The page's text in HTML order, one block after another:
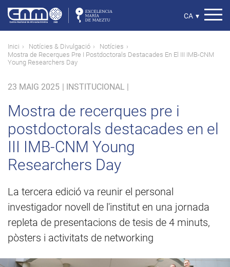
contingut
Select
CA ▾
Fil
d'ariadna
Inici Notícies & Divulgació
Notícies
Mostra de Recerques Pre I Postdoctorals Destacades En El III IMB-CNM
Young Researchers Day
23 MAIG 2025 | INSTITUCIONAL |
Mostra de recerques pre i
postdoctorals destacades en el
III IMB-CNM Young
Researchers Day
La tercera edició va reunir el personal
investigador novell de l'institut en una jornada
repleta de presentacions de tesis de 4 minuts,
pòsters i activitats de networking